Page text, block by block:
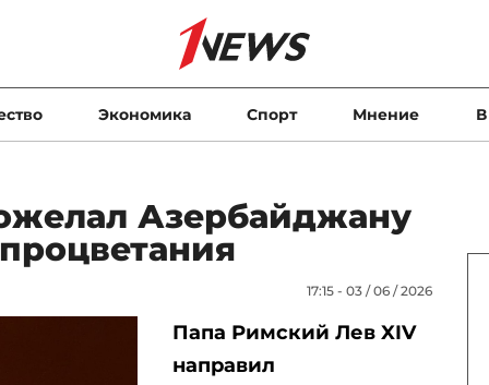
Экономика Спорт Мнение
Азербайджану
17:15 - 03 / 06 / 2026
Папа Римский Лев XIV
направил